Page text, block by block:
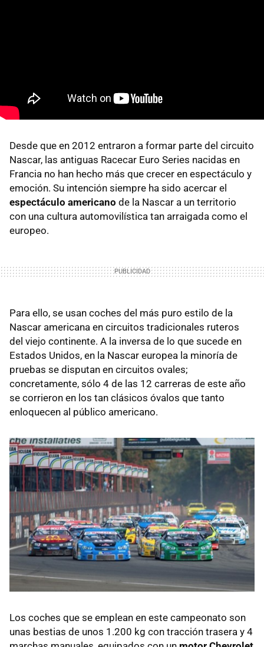
Desde que en 2012 entraron a formar parte del circuito
Nascar, las antiguas Racecar Euro Series nacidas en
Francia no han hecho más que crecer en espectáculo y
emoción. Su intención siempre ha sido acercar el
espectáculo americano de la Nascar a un territorio
con una cultura automovilística tan arraigada como el
europeo.
Para ello, se usan coches del más puro estilo de la
Nascar americana en circuitos tradicionales ruteros
del viejo continente. A la inversa de lo que sucede en
Estados Unidos, en la Nascar europea la minoría de
pruebas se disputan en circuitos ovales;
concretamente, sólo 4 de las 12 carreras de este año
se corrieron en los tan clásicos óvalos que tanto
enloquecen al público americano.
Los coches que se emplean en este campeonato son
unas bestias de unos 1.200 kg con tracción trasera y 4